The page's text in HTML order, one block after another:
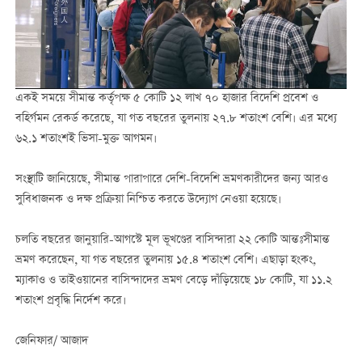
একই সময়ে সীমান্ত কর্তৃপক্ষ ৫ কোটি ১২ লাখ ৭০ হাজার বিদেশি প্রবেশ ও
বহির্গমন রেকর্ড করেছে, যা গত বছরের তুলনায় ২৭.৮ শতাংশ বেশি। এর মধ্যে
৬২.১ শতাংশই ভিসা-মুক্ত আগমন।
সংস্থাটি জানিয়েছে, সীমান্ত পারাপারে দেশি-বিদেশি ভ্রমণকারীদের জন্য আরও
সুবিধাজনক ও দক্ষ প্রক্রিয়া নিশ্চিত করতে উদ্যোগ নেওয়া হয়েছে।
চলতি বছরের জানুয়ারি-আগস্টে মূল ভূখণ্ডের বাসিন্দারা ২২ কোটি আন্তঃসীমান্ত
ভ্রমণ করেছেন, যা গত বছরের তুলনায় ১৫.৪ শতাংশ বেশি। এছাড়া হংকং,
ম্যাকাও ও তাইওয়ানের বাসিন্দাদের ভ্রমণ বেড়ে দাঁড়িয়েছে ১৮ কোটি, যা ১১.২
শতাংশ প্রবৃদ্ধি নির্দেশ করে।
জেনিফার/ আজাদ